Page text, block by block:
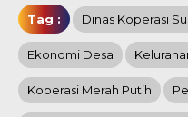
Tag : Dinas Koperasi
Ekonomi Desa
Koperasi Merah Putih